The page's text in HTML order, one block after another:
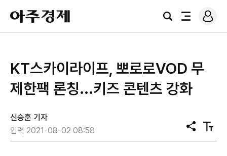
아
주
경
검
전
로
그
KT스카이라이프, 뽀로로VOD 무
제한팩 론칭...키즈 콘텐츠 강화
신승훈 기자
입력 2021-08-02 08:58
공
유
텍
스